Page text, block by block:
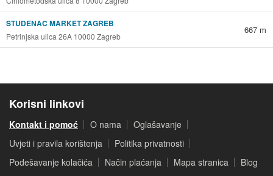
STUDENAC MARKET ZAGREB
Petrinjska ulica 26A 10000 Zagreb
667 m
Korisni linkovi
Kontakt i pomoć O nama
Oglašavanje
Uvjeti i pravila korištenja
Politika privatnosti
Podešavanje kolačića
Način plaćanja Mapa stranica Blog